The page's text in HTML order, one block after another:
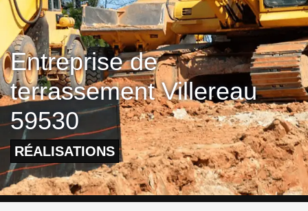
Entreprise de
terrassement Villereau
59530
RÉALISATIONS